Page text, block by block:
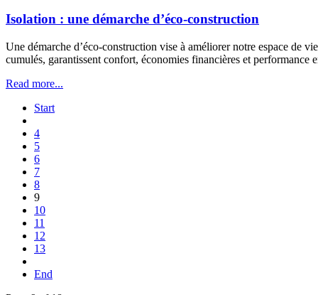
Isolation : une démarche d’éco-construction
Une démarche d’éco-construction vise à améliorer notre espace de
cumulés, garantissent confort, économies financières et
Read more...
Start
4
5
6
7
8
9
10
11
12
13
End